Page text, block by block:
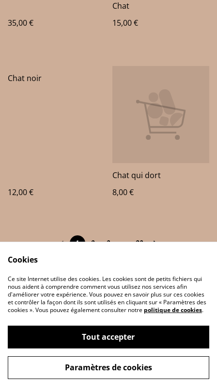
35,00 €
Chat
15,00 €
Chat noir
12,00 €
Chat qui dort
8,00 €
1 2 3 ... 23
Contact Us
Legal Terms
Privacy Policy
Cookie Policy
©2026JP 3D Print
powered by
Cookies
Ce site Internet utilise des cookies. Les cookies sont de petits fichiers qui
nous aident à comprendre comment vous utilisez nos services afin
d'améliorer votre expérience. Vous pouvez en savoir plus sur ces cookies
et contrôler la façon dont ils sont utilisés en cliquant sur « Paramètres des
cookies ». Vous pouvez également consulter notre politique de cookies.
Tout accepter
Paramètres de cookies